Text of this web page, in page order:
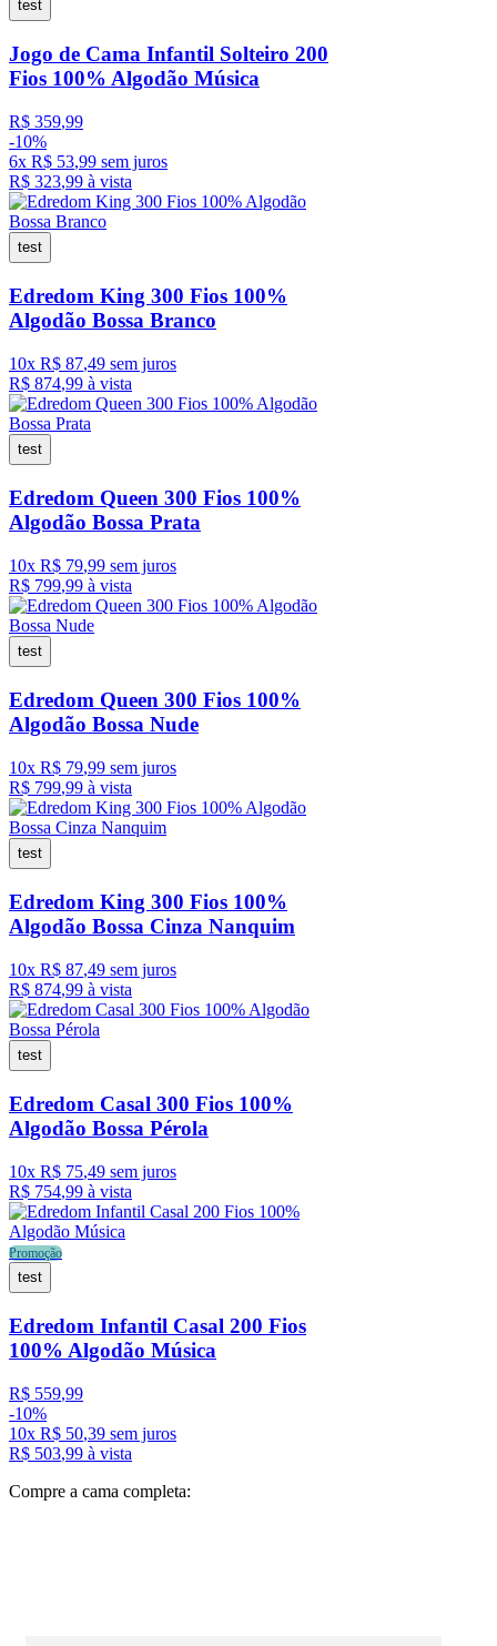
test
Jogo de Cama Infantil Solteiro 200
Fios 100% Algodão Música
R$ 359,99
-10%
6x R$ 53,99 sem juros
R$ 323,99 à vista
test
Edredom King 300 Fios 100%
Algodão Bossa Branco
10x R$ 87,49 sem juros
R$ 874,99 à vista
test
Edredom Queen 300 Fios 100%
Algodão Bossa Prata
10x R$ 79,99 sem juros
R$ 799,99 à vista
test
Edredom Queen 300 Fios 100%
Algodão Bossa Nude
10x R$ 79,99 sem juros
R$ 799,99 à vista
test
Edredom King 300 Fios 100%
Algodão Bossa Cinza Nanquim
10x R$ 87,49 sem juros
R$ 874,99 à vista
test
Edredom Casal 300 Fios 100%
Algodão Bossa Pérola
10x R$ 75,49 sem juros
R$ 754,99 à vista
Promoção
test
Edredom Infantil Casal 200 Fios
100% Algodão Música
R$ 559,99
-10%
10x R$ 50,39 sem juros
R$ 503,99 à vista
Compre a cama completa: